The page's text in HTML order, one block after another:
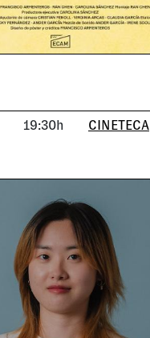
19:30h CINETECA